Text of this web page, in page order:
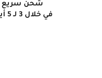
شحن سريع
في خلال 3 لـ 5 أيام